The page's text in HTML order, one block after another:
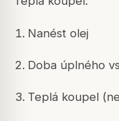
Nanést olej
Doba úplného
Teplá koupel